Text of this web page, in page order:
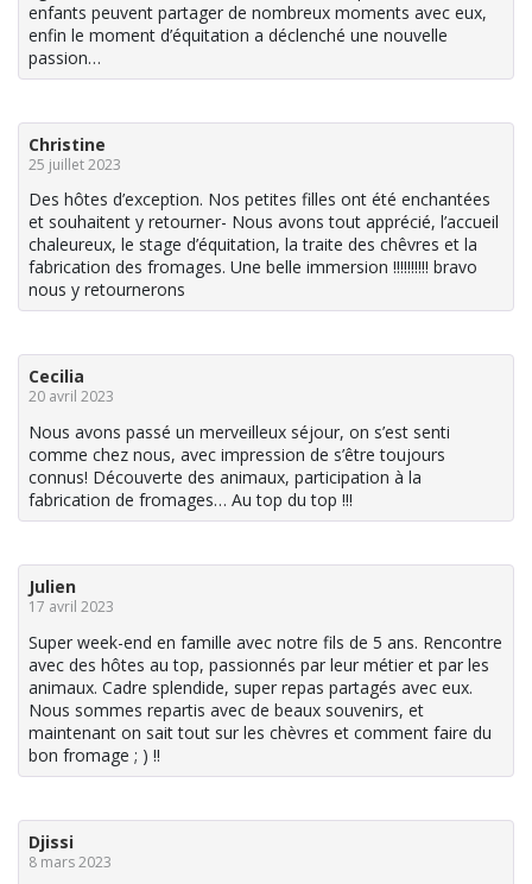
enfants peuvent partager de nombreux moments avec eux,
enfin le moment d’équitation a déclenché une nouvelle
passion…
Christine
25 juillet 2023
Des hôtes d’exception. Nos petites filles ont été enchantées
et souhaitent y retourner- Nous avons tout apprécié, l’accueil
chaleureux, le stage d’équitation, la traite des chêvres et la
fabrication des fromages. Une belle immersion !!!!!!!!!! bravo
nous y retournerons
Cecilia
20 avril 2023
Nous avons passé un merveilleux séjour, on s’est senti
comme chez nous, avec impression de s’être toujours
connus! Découverte des animaux, participation à la
fabrication de fromages… Au top du top !!!
Julien
17 avril 2023
Super week-end en famille avec notre fils de 5 ans. Rencontre
avec des hôtes au top, passionnés par leur métier et par les
animaux. Cadre splendide, super repas partagés avec eux.
Nous sommes repartis avec de beaux souvenirs, et
maintenant on sait tout sur les chèvres et comment faire du
bon fromage ; ) !!
Djissi
8 mars 2023